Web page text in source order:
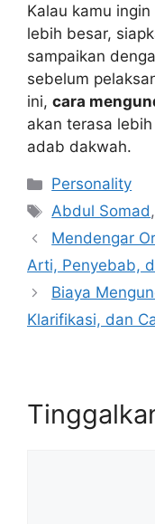
Kalau kamu
lebih besar,
sampaikan
sebelum
ini, cara
akan terasa
adab dakwah.
Kategori
Personality
Tag
Abdul Somad,
Mendengar
Arti, Penyebab,
Biaya
Klarifikasi, dan